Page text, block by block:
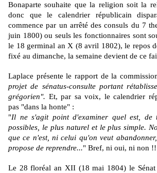
Bonaparte souhaite que la religion soit la
donc que le calendrier républicain
commence par un arrêté des consuls du 7
juin 1800) ou seuls les fonctionnaires sont
le 18 germinal an X (8 avril 1802), le repos
fixé au dimanche, la semaine devient de ce
Laplace présente le rapport de la
projet de sénatus-consulte portant
grégorien". Et, par sa voix, le calendrier
pas "dans la honte" :
"Il ne s'agit point d'examiner quel est, de
possibles, le plus naturel et le plus simple.
que ce n'est, ni celui qu'on veut
propose de reprendre..." Bref, ni oui, ni non !!
Le 28 floréal an XII (18 mai 1804) le Sénat